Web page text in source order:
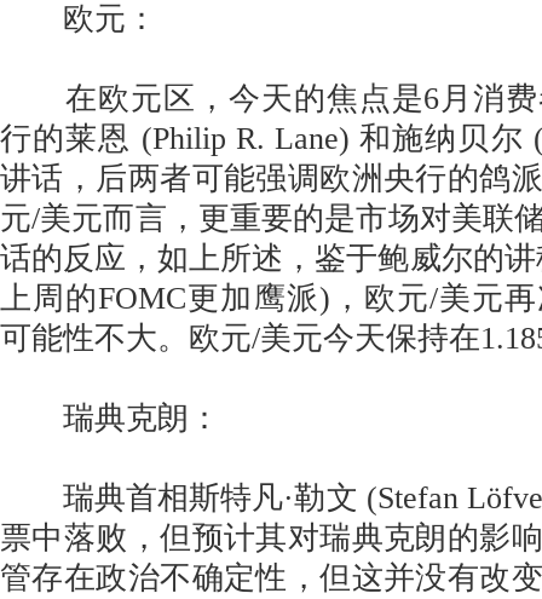
欧元：
在欧元区，今天的焦点是6月消费
行的莱恩 (Philip R. Lane) 和施纳贝尔
讲话，后两者可能强调欧洲央行的鸽
元/美元而言，更重要的是市场对美联
话的反应，如上所述，鉴于鲍威尔的
上周的FOMC更加鹰派)，欧元/美元
可能性不大。欧元/美元今天保持在
瑞典克朗：
瑞典首相斯特凡·勒文 (Stefan
票中落败，但预计其对瑞典克朗的影
管存在政治不确定性，但这并没有改